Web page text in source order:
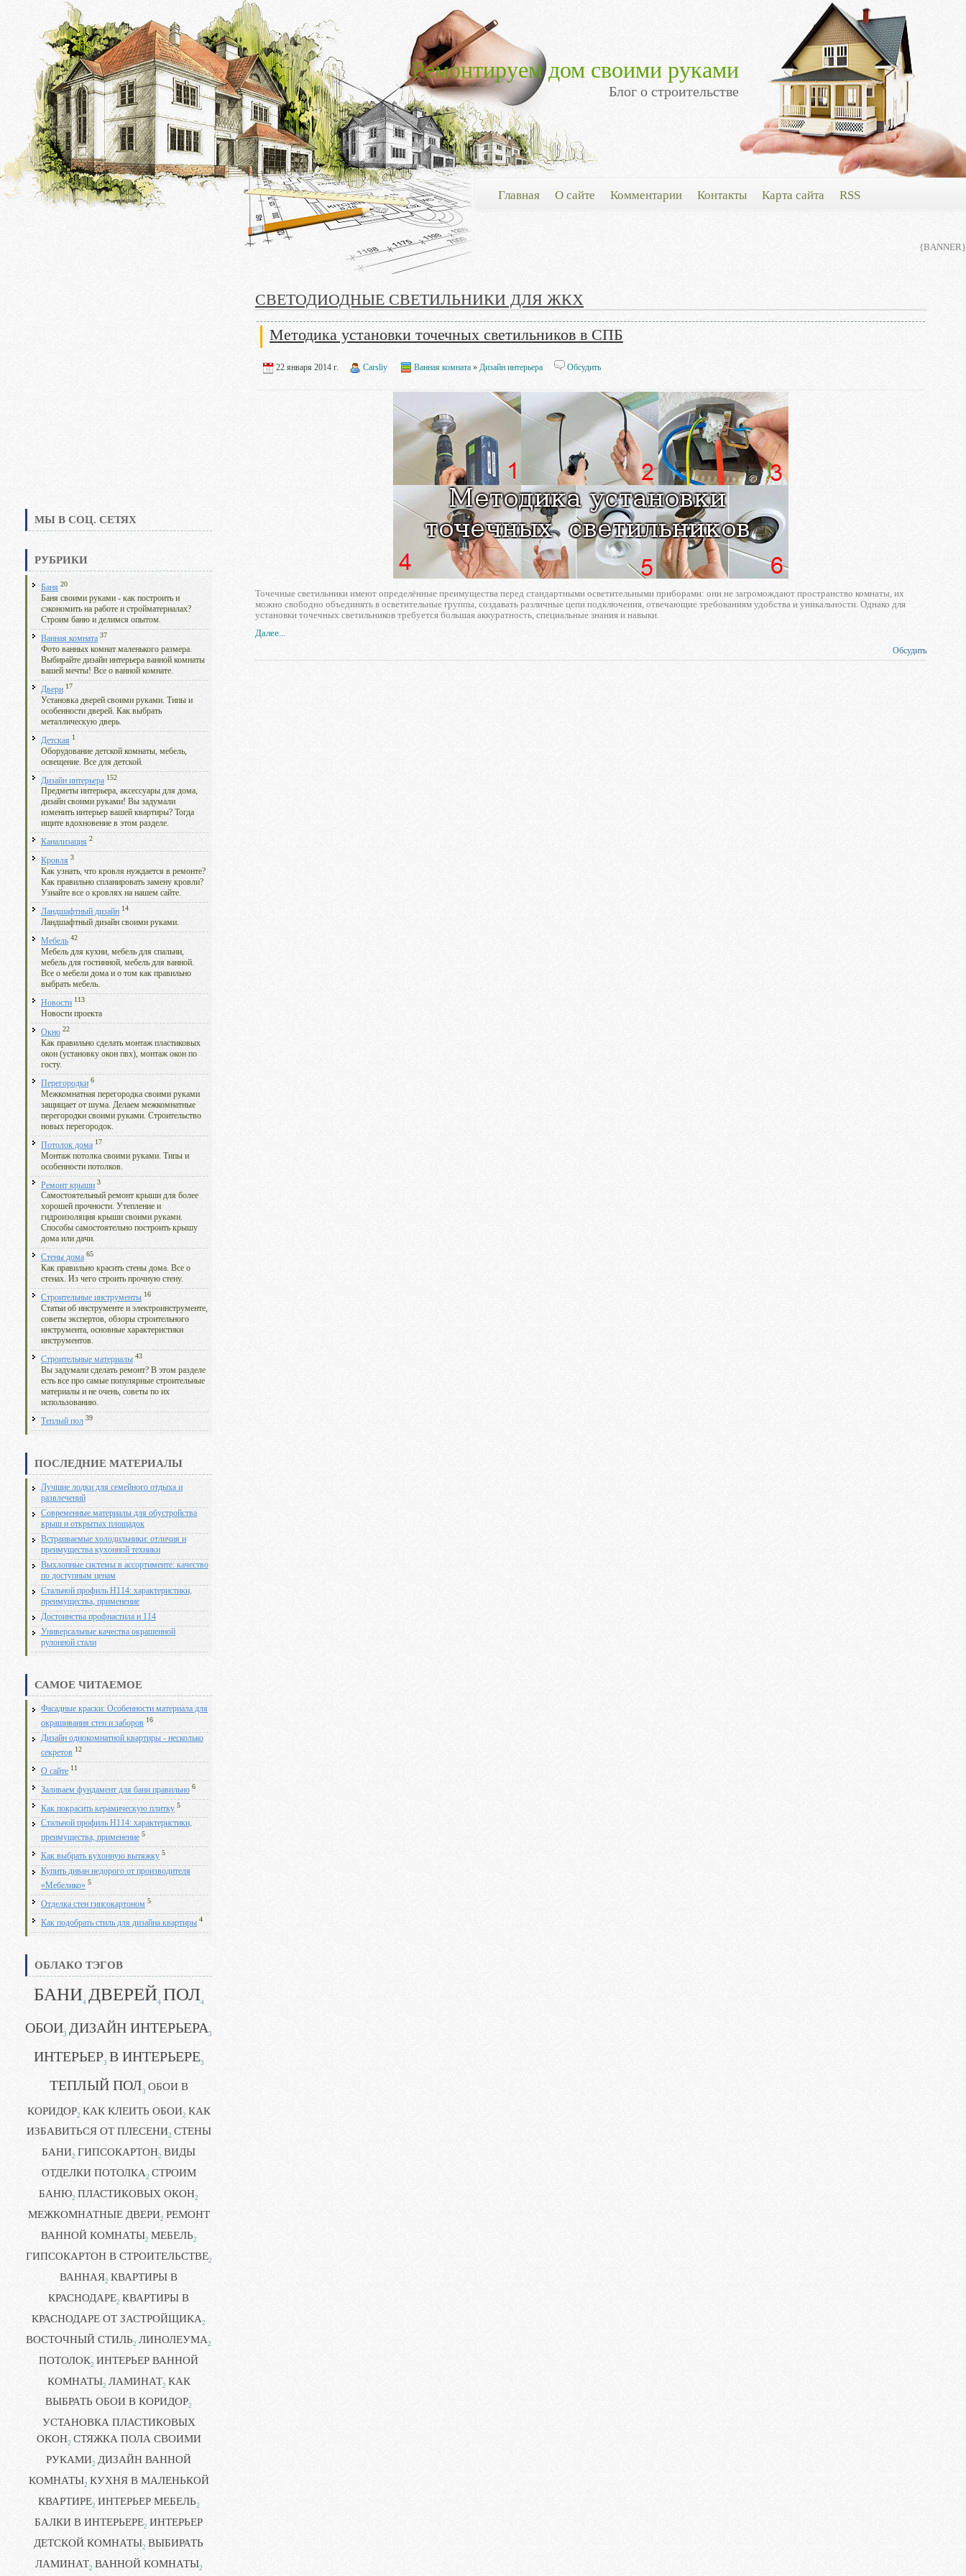
Ремонтируем дом своими руками
Блог о строительстве
Главная О сайте Комментарии Контакты Карта сайта RSS
{BANNER}
МЫ В СОЦ. СЕТЯХ
РУБРИКИ
Баня 20
Баня своими руками - как построить и
сэкономить на работе и стройматериалах?
Строим баню и делимся опытом.
Ванная комната 37
Фото ванных комнат маленького размера.
Выбирайте дизайн интерьера ванной комнаты
вашей мечты! Все о ванной комнате.
Двери 17
Установка дверей своими руками. Типы и
особенности дверей. Как выбрать
металлическую дверь.
Детская 1
Оборудование детской комнаты, мебель,
освещение. Все для детской.
Дизайн интерьера 152
Предметы интерьера, аксессуары для дома,
дизайн своими руками! Вы задумали
изменить интерьер вашей квартиры? Тогда
ищите вдохновение в этом разделе.
Канализация 2
Кровля 3
Как узнать, что кровля нуждается в ремонте?
Как правильно спланировать замену кровли?
Узнайте все о кровлях на нашем сайте.
Ландшафтный дизайн 14
Ландшафтный дизайн своими руками.
Мебель 42
Мебель для кухни, мебель для спальни,
мебель для гостинной, мебель для ванной.
Все о мебели дома и о том как правильно
выбрать мебель.
Новости 113
Новости проекта
Окно 22
Как правильно сделать монтаж пластиковых
окон (установку окон пвх), монтаж окон по
госту.
Перегородки 6
Межкомнатная перегородка своими руками
защищает от шума. Делаем межкомнатные
перегородки своими руками. Строительство
новых перегородок.
Потолок дома 17
Монтаж потолка своими руками. Типы и
особенности потолков.
Ремонт крыши 3
Самостоятельный ремонт крыши для более
хорошей прочности. Утепление и
гидроизоляция крыши своими руками.
Способы самостоятельно построить крышу
дома или дачи.
Стены дома 65
Как правильно красить стены дома. Все о
стенах. Из чего строить прочную стену.
Строительные инструменты 16
Статьи об инструменте и электроинструменте,
советы экспертов, обзоры строительного
инструмента, основные характеристики
инструментов.
Строительные материалы 43
Вы задумали сделать ремонт? В этом разделе
есть все про самые популярные строительные
материалы и не очень, советы по их
использованию.
Теплый пол 39
ПОСЛЕДНИЕ МАТЕРИАЛЫ
Лучшие лодки для семейного отдыха и
развлечений
Современные материалы для обустройства
крыш и открытых площадок
Встраиваемые холодильники: отличия и
преимущества кухонной техники
Выхлопные системы в ассортименте: качество
по доступным ценам
Стальной профиль Н114: характеристики,
преимущества, применение
Достоинства профнастила н 114
Универсальные качества окрашенной
рулонной стали
САМОЕ ЧИТАЕМОЕ
Фасадные краски: Особенности материала для
окрашивания стен и заборов 16
Дизайн однокомнатной квартиры - несколько
секретов 12
О сайте 11
Заливаем фундамент для бани правильно 6
Как покрасить керамическую плитку 5
Стальной профиль Н114: характеристики,
преимущества, применение 5
Как выбрать кухонную вытяжку 5
Купить диван недорого от производителя
«Мебелико» 5
Отделка стен гипсокартоном 5
Как подобрать стиль для дизайна квартиры 4
ОБЛАКО ТЭГОВ
БАНИ4 ДВЕРЕЙ4 ПОЛ4
ОБОИ3 ДИЗАЙН ИНТЕРЬЕРА3
ИНТЕРЬЕР3 В ИНТЕРЬЕРЕ3
ТЕПЛЫЙ ПОЛ3 ОБОИ В
КОРИДОР2 КАК КЛЕИТЬ ОБОИ2 КАК
ИЗБАВИТЬСЯ ОТ ПЛЕСЕНИ2 СТЕНЫ
БАНИ2 ГИПСОКАРТОН2 ВИДЫ
ОТДЕЛКИ ПОТОЛКА2 СТРОИМ
БАНЮ2 ПЛАСТИКОВЫХ ОКОН2
МЕЖКОМНАТНЫЕ ДВЕРИ2 РЕМОНТ
ВАННОЙ КОМНАТЫ2 МЕБЕЛЬ2
ГИПСОКАРТОН В СТРОИТЕЛЬСТВЕ2
ВАННАЯ2 КВАРТИРЫ В
КРАСНОДАРЕ2 КВАРТИРЫ В
КРАСНОДАРЕ ОТ ЗАСТРОЙЩИКА2
ВОСТОЧНЫЙ СТИЛЬ2 ЛИНОЛЕУМА2
ПОТОЛОК2 ИНТЕРЬЕР ВАННОЙ
КОМНАТЫ2 ЛАМИНАТ2 КАК
ВЫБРАТЬ ОБОИ В КОРИДОР2
УСТАНОВКА ПЛАСТИКОВЫХ
ОКОН2 СТЯЖКА ПОЛА СВОИМИ
РУКАМИ2 ДИЗАЙН ВАННОЙ
КОМНАТЫ2 КУХНЯ В МАЛЕНЬКОЙ
КВАРТИРЕ2 ИНТЕРЬЕР МЕБЕЛЬ2
БАЛКИ В ИНТЕРЬЕРЕ2 ИНТЕРЬЕР
ДЕТСКОЙ КОМНАТЫ2 ВЫБИРАТЬ
ЛАМИНАТ2 ВАННОЙ КОМНАТЫ2
СВЕТОДИОДНЫЕ СВЕТИЛЬНИКИ ДЛЯ ЖКХ
Методика установки точечных светильников в СПБ
22 января 2014 г. Carsliy Ванная комната » Дизайн интерьера Обсудить
Точечные светильники имеют определённые преимущества перед стандартными осветительными приборами: они не загромождают пространство комнаты, их
можно свободно объединять в осветительные группы, создавать различные цепи подключения, отвечающие требованиям удобства и уникальности. Однако для
установки точечных светильников требуется большая аккуратность, специальные знания и навыки.
Далее...
Обсудить